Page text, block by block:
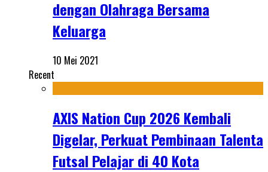
dengan Olahraga Bersama
Keluarga
10 Mei 2021
Recent
AXIS Nation Cup 2026 Kembali
Digelar, Perkuat Pembinaan Talenta
Futsal Pelajar di 40 Kota